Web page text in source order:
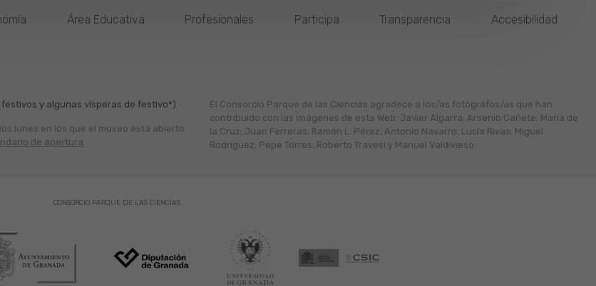
Área Educativa Profesionales Participa Transparencia Accesibilidad
y algunas vísperas de festivo*)
lunes en los que el museo está abierto
de apertura
El Consorcio Parque de las Ciencias agradece a los/as fotógráfos/as que han
contribuido con las imágenes de esta Web: Javier Algarra; Arsenio Cañete; María de
la Cruz; Juan Ferreras; Ramón L. Pérez; Antonio Navarro; Lucía Rivas; Miguel
Rodríguez; Pepe Torres; Roberto Travesí y Manuel Valdivieso.
CONSORCIO PARQUE DE LAS CIENCIAS